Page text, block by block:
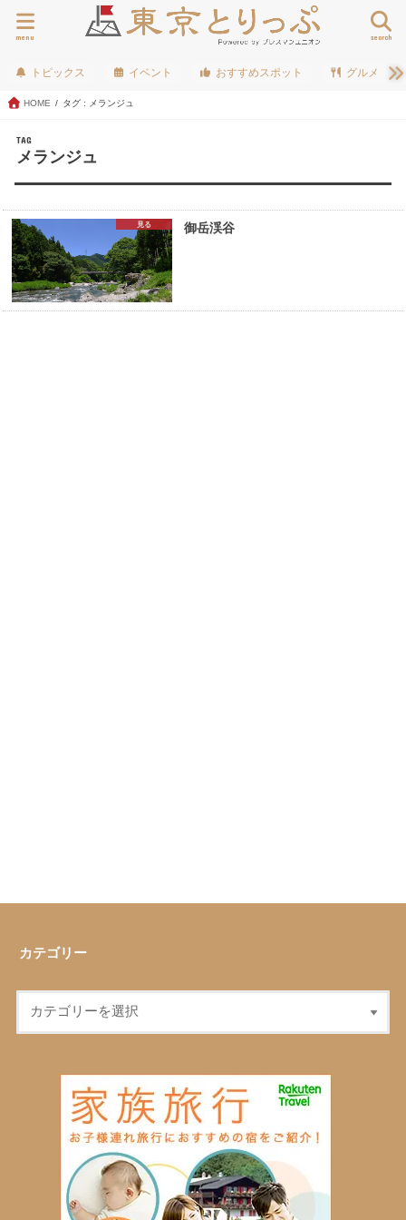
search
menu
トピックス イベント おすすめスポット グルメ
HOME タグ : メランジュ
TAG
メランジュ
見る 御岳渓谷
カテゴリー